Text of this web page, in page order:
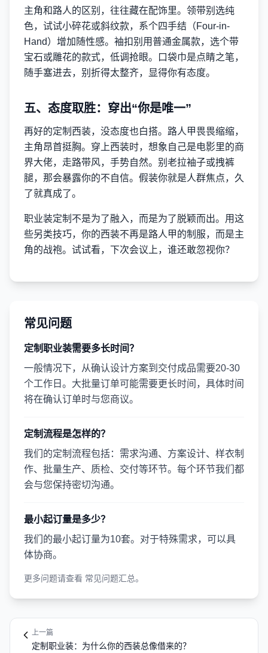
主角和路人的区别，往往藏在配饰里。领带别选纯
色，试试小碎花或斜纹款，系个四手结（Four-in-
Hand）增加随性感。袖扣别用普通金属款，选个带
宝石或雕花的款式，低调抢眼。口袋巾是点睛之笔，
随手塞进去，别折得太整齐，显得你有态度。
五、态度取胜：穿出“你是唯一”
再好的定制西装，没态度也白搭。路人甲畏畏缩缩，
主角昂首挺胸。穿上西装时，想象自己是电影里的商
界大佬，走路带风，手势自然。别老拉袖子或拽裤
腿，那会暴露你的不自信。假装你就是人群焦点，久
了就真成了。
职业装定制不是为了融入，而是为了脱颖而出。用这
些另类技巧，你的西装不再是路人甲的制服，而是主
角的战袍。试试看，下次会议上，谁还敢忽视你？
常见问题
定制职业装需要多长时间？
一般情况下，从确认设计方案到交付成品需要20-30
个工作日。大批量订单可能需要更长时间，具体时间
将在确认订单时与您商议。
定制流程是怎样的？
我们的定制流程包括：需求沟通、方案设计、样衣制
作、批量生产、质检、交付等环节。每个环节我们都
会与您保持密切沟通。
最小起订量是多少？
我们的最小起订量为10套。对于特殊需求，可以具
体协商。
更多问题请查看 常见问题汇总。
上一篇
定制职业装：为什么你的西装总像借来的？